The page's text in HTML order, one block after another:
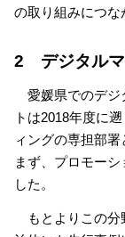
の取り組みにつな
2 デジタルマ
愛媛県でのデジ
トは2018年度に
ィングの専担部署
まず、プロモー
した。
もとよりこの分